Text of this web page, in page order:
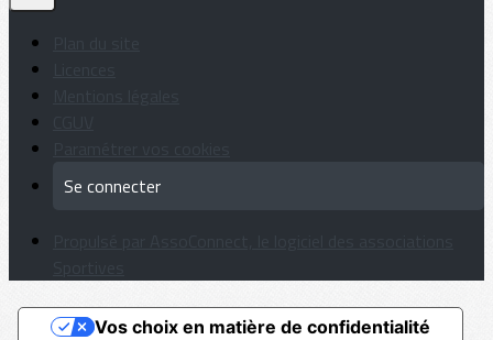
Se connecter
Vos choix en matière de confidentialité